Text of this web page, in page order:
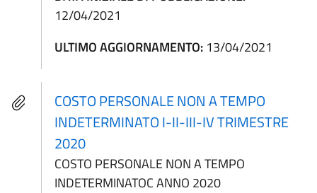
12/04/2021
ULTIMO AGGIORNAMENTO: 13/04/2021
COSTO PERSONALE NON A TEMPO
INDETERMINATO I-II-III-IV TRIMESTRE
2020
COSTO PERSONALE NON A TEMPO
INDETERMINATOC ANNO 2020